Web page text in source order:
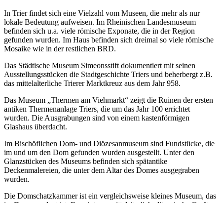
In Trier findet sich eine Vielzahl vom Museen, die mehr als nur
lokale Bedeutung aufweisen. Im Rheinischen Landesmuseum
befinden sich u.a. viele römische Exponate, die in der Region
gefunden wurden. Im Haus befinden sich dreimal so viele römische
Mosaike wie in der restlichen BRD.
Das Städtische Museum Simeonsstift dokumentiert mit seinen
Ausstellungsstücken die Stadtgeschichte Triers und beherbergt z.B.
das mittelalterliche Trierer Marktkreuz aus dem Jahr 958.
Das Museum „Thermen am Viehmarkt“ zeigt die Ruinen der ersten
antiken Thermenanlage Triers, die um das Jahr 100 errichtet
wurden. Die Ausgrabungen sind von einem kastenförmigen
Glashaus überdacht.
Im Bischöflichen Dom- und Diözesanmuseum sind Fundstücke, die
im und um den Dom gefunden wurden ausgestellt. Unter den
Glanzstücken des Museums befinden sich spätantike
Deckenmalereien, die unter dem Altar des Domes ausgegraben
wurden.
Die Domschatzkammer ist ein vergleichsweise kleines Museum, das